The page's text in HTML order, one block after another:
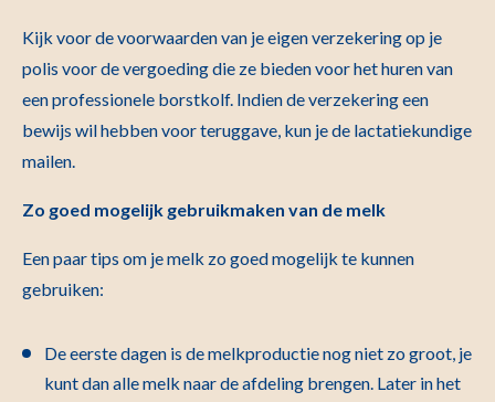
Kijk voor de voorwaarden van je eigen verzekering op je
polis voor de vergoeding die ze bieden voor het huren van
een professionele borstkolf. Indien de verzekering een
bewijs wil hebben voor teruggave, kun je de lactatiekundige
mailen.
Zo goed mogelijk gebruikmaken van de melk
Een paar tips om je melk zo goed mogelijk te kunnen
gebruiken:
De eerste dagen is de melkproductie nog niet zo groot, je
kunt dan alle melk naar de afdeling brengen. Later in het